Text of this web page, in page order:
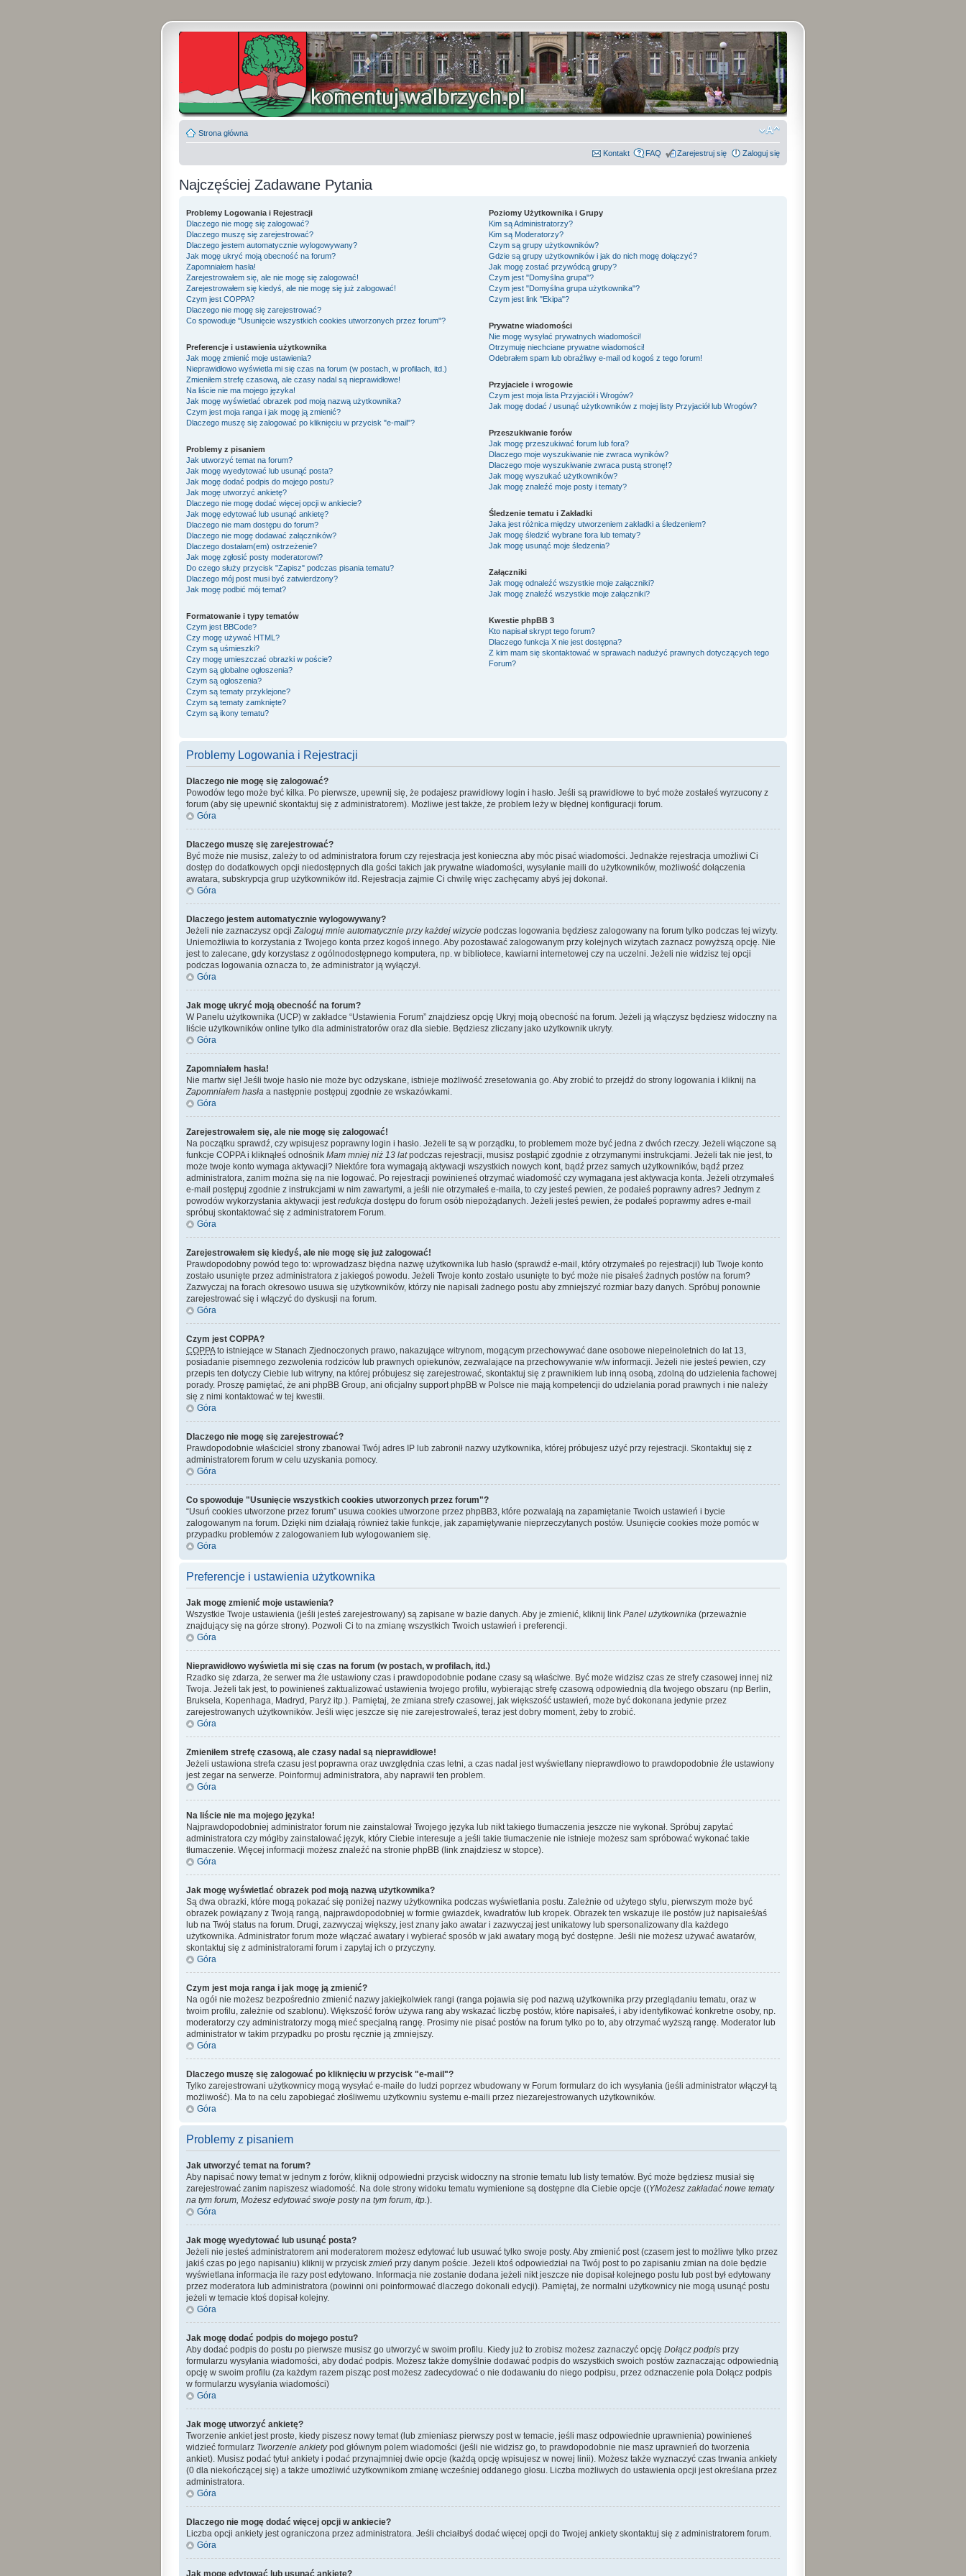
Strona główna
Kontakt FAQ Zarejestruj się Zaloguj się
Najczęściej Zadawane Pytania
Problemy Logowania i Rejestracji
Dlaczego nie mogę się zalogować?
Dlaczego muszę się zarejestrować?
Dlaczego jestem automatycznie wylogowywany?
Jak mogę ukryć moją obecność na forum?
Zapomniałem hasła!
Zarejestrowałem się, ale nie mogę się zalogować!
Zarejestrowałem się kiedyś, ale nie mogę się już zalogować!
Czym jest COPPA?
Dlaczego nie mogę się zarejestrować?
Co spowoduje "Usunięcie wszystkich cookies utworzonych przez forum"?
Preferencje i ustawienia użytkownika
Jak mogę zmienić moje ustawienia?
Nieprawidłowo wyświetla mi się czas na forum (w postach, w profilach, itd.)
Zmieniłem strefę czasową, ale czasy nadal są nieprawidłowe!
Na liście nie ma mojego języka!
Jak mogę wyświetlać obrazek pod moją nazwą użytkownika?
Czym jest moja ranga i jak mogę ją zmienić?
Dlaczego muszę się zalogować po kliknięciu w przycisk "e-mail"?
Problemy z pisaniem
Jak utworzyć temat na forum?
Jak mogę wyedytować lub usunąć posta?
Jak mogę dodać podpis do mojego postu?
Jak mogę utworzyć ankietę?
Dlaczego nie mogę dodać więcej opcji w ankiecie?
Jak mogę edytować lub usunąć ankietę?
Dlaczego nie mam dostępu do forum?
Dlaczego nie mogę dodawać załączników?
Dlaczego dostałam(em) ostrzeżenie?
Jak mogę zgłosić posty moderatorowi?
Do czego służy przycisk "Zapisz" podczas pisania tematu?
Dlaczego mój post musi być zatwierdzony?
Jak mogę podbić mój temat?
Formatowanie i typy tematów
Czym jest BBCode?
Czy mogę używać HTML?
Czym są uśmieszki?
Czy mogę umieszczać obrazki w poście?
Czym są globalne ogłoszenia?
Czym są ogłoszenia?
Czym są tematy przyklejone?
Czym są tematy zamknięte?
Czym są ikony tematu?
Poziomy Użytkownika i Grupy
Kim są Administratorzy?
Kim są Moderatorzy?
Czym są grupy użytkowników?
Gdzie są grupy użytkowników i jak do nich mogę dołączyć?
Jak mogę zostać przywódcą grupy?
Czym jest "Domyślna grupa"?
Czym jest "Domyślna grupa użytkownika"?
Czym jest link "Ekipa"?
Prywatne wiadomości
Nie mogę wysyłać prywatnych wiadomości!
Otrzymuję niechciane prywatne wiadomości!
Odebrałem spam lub obraźliwy e-mail od kogoś z tego forum!
Przyjaciele i wrogowie
Czym jest moja lista Przyjaciół i Wrogów?
Jak mogę dodać / usunąć użytkowników z mojej listy Przyjaciół lub Wrogów?
Przeszukiwanie forów
Jak mogę przeszukiwać forum lub fora?
Dlaczego moje wyszukiwanie nie zwraca wyników?
Dlaczego moje wyszukiwanie zwraca pustą stronę!?
Jak mogę wyszukać użytkowników?
Jak mogę znaleźć moje posty i tematy?
Śledzenie tematu i Zakładki
Jaka jest różnica między utworzeniem zakładki a śledzeniem?
Jak mogę śledzić wybrane fora lub tematy?
Jak mogę usunąć moje śledzenia?
Załączniki
Jak mogę odnaleźć wszystkie moje załączniki?
Jak mogę znaleźć wszystkie moje załączniki?
Kwestie phpBB 3
Kto napisał skrypt tego forum?
Dlaczego funkcja X nie jest dostępna?
Z kim mam się skontaktować w sprawach nadużyć prawnych dotyczących tego
Forum?
Problemy Logowania i Rejestracji
Dlaczego nie mogę się zalogować?
Powodów tego może być kilka. Po pierwsze, upewnij się, że podajesz prawidłowy login i hasło. Jeśli są prawidłowe to być może zostałeś wyrzucony z
forum (aby się upewnić skontaktuj się z administratorem). Możliwe jest także, że problem leży w błędnej konfiguracji forum.
Góra
Dlaczego muszę się zarejestrować?
Być może nie musisz, zależy to od administratora forum czy rejestracja jest konieczna aby móc pisać wiadomości. Jednakże rejestracja umożliwi Ci
dostęp do dodatkowych opcji niedostępnych dla gości takich jak prywatne wiadomości, wysyłanie maili do użytkowników, możliwość dołączenia
awatara, subskrypcja grup użytkowników itd. Rejestracja zajmie Ci chwilę więc zachęcamy abyś jej dokonał.
Góra
Dlaczego jestem automatycznie wylogowywany?
Jeżeli nie zaznaczysz opcjiZaloguj mnie automatycznie przy każdej wizycie podczas logowania będziesz zalogowany na forum tylko podczas tej wizyty.
Uniemożliwia to korzystania z Twojego konta przez kogoś innego. Aby pozostawać zalogowanym przy kolejnych wizytach zaznacz powyższą opcję. Nie
jest to zalecane, gdy korzystasz z ogólnodostępnego komputera, np. w bibliotece, kawiarni internetowej czy na uczelni. Jeżeli nie widzisz tej opcji
podczas logowania oznacza to, że administrator ją wyłączył.
Góra
Jak mogę ukryć moją obecność na forum?
W Panelu użytkownika (UCP) w zakładce “Ustawienia Forum” znajdziesz opcję Ukryj moją obecność na forum. Jeżeli ją włączysz będziesz widoczny na
liście użytkowników online tylko dla administratorów oraz dla siebie. Będziesz zliczany jako użytkownik ukryty.
Góra
Zapomniałem hasła!
Nie martw się! Jeśli twoje hasło nie może byc odzyskane, istnieje możliwość zresetowania go. Aby zrobić to przejdź do strony logowania i kliknij na
Zapomniałem hasła a następnie postępuj zgodnie ze wskazówkami.
Góra
Zarejestrowałem się, ale nie mogę się zalogować!
Na początku sprawdź, czy wpisujesz poprawny login i hasło. Jeżeli te są w porządku, to problemem może być jedna z dwóch rzeczy. Jeżeli włączone są
funkcje COPPA i kliknąłeś odnośnik Mam mniej niż 13 latpodczas rejestracji, musisz postąpić zgodnie z otrzymanymi instrukcjami. Jeżeli tak nie jest, to
może twoje konto wymaga aktywacji? Niektóre fora wymagają aktywacji wszystkich nowych kont, bądź przez samych użytkowników, bądź przez
administratora, zanim można się na nie logować. Po rejestracji powinieneś otrzymać wiadomość czy wymagana jest aktywacja konta. Jeżeli otrzymałeś
e-mail postępuj zgodnie z instrukcjami w nim zawartymi, a jeśli nie otrzymałeś e-maila, to czy jesteś pewien, że podałeś poprawny adres? Jednym z
powodów wykorzystania aktywacji jestredukcja dostępu do forum osób niepożądanych. Jeżeli jesteś pewien, że podałeś poprawmy adres e-mail
spróbuj skontaktować się z administratorem Forum.
Góra
Zarejestrowałem się kiedyś, ale nie mogę się już zalogować!
Prawdopodobny powód tego to: wprowadzasz błędna nazwę użytkownika lub hasło (sprawdź e-mail, który otrzymałeś po rejestracji) lub Twoje konto
zostało usunięte przez administratora z jakiegoś powodu. Jeżeli Twoje konto zostało usunięte to być może nie pisałeś żadnych postów na forum?
Zazwyczaj na forach okresowo usuwa się użytkowników, którzy nie napisali żadnego postu aby zmniejszyć rozmiar bazy danych. Spróbuj ponownie
zarejestrować się i włączyć do dyskusji na forum.
Góra
Czym jest COPPA?
COPPAto istniejące w Stanach Zjednoczonych prawo, nakazujące witrynom, mogącym przechowywać dane osobowe niepełnoletnich do lat 13,
posiadanie pisemnego zezwolenia rodziców lub prawnych opiekunów, zezwalające na przechowywanie w/w informacji. Jeżeli nie jesteś pewien, czy
przepis ten dotyczy Ciebie lub witryny, na której próbujesz się zarejestrować, skontaktuj się z prawnikiem lub inną osobą, zdolną do udzielenia fachowej
porady. Proszę pamiętać, że ani phpBB Group, ani oficjalny support phpBB w Polsce nie mają kompetencji do udzielania porad prawnych i nie należy
się z nimi kontaktować w tej kwestii.
Góra
Dlaczego nie mogę się zarejestrować?
Prawdopodobnie właściciel strony zbanował Twój adres IP lub zabronił nazwy użytkownika, której próbujesz użyć przy rejestracji. Skontaktuj się z
administratorem forum w celu uzyskania pomocy.
Góra
Co spowoduje "Usunięcie wszystkich cookies utworzonych przez forum"?
“Usuń cookies utworzone przez forum” usuwa cookies utworzone przez phpBB3, które pozwalają na zapamiętanie Twoich ustawień i bycie
zalogowanym na forum. Dzięki nim działają również takie funkcje, jak zapamiętywanie nieprzeczytanych postów. Usunięcie cookies może pomóc w
przypadku problemów z zalogowaniem lub wylogowaniem się.
Góra
Preferencje i ustawienia użytkownika
Jak mogę zmienić moje ustawienia?
Wszystkie Twoje ustawienia (jeśli jesteś zarejestrowany) są zapisane w bazie danych. Aby je zmienić, kliknij link Panel użytkownika (przeważnie
znajdujący się na górze strony). Pozwoli Ci to na zmianę wszystkich Twoich ustawień i preferencji.
Góra
Nieprawidłowo wyświetla mi się czas na forum (w postach, w profilach, itd.)
Rzadko się zdarza, że serwer ma źle ustawiony czas i prawdopodobnie podane czasy są właściwe. Być może widzisz czas ze strefy czasowej innej niż
Twoja. Jeżeli tak jest, to powinieneś zaktualizować ustawienia twojego profilu, wybierając strefę czasową odpowiednią dla twojego obszaru (np Berlin,
Bruksela, Kopenhaga, Madryd, Paryż itp.). Pamiętaj, że zmiana strefy czasowej, jak większość ustawień, może być dokonana jedynie przez
zarejestrowanych użytkowników. Jeśli więc jeszcze się nie zarejestrowałeś, teraz jest dobry moment, żeby to zrobić.
Góra
Zmieniłem strefę czasową, ale czasy nadal są nieprawidłowe!
Jeżeli ustawiona strefa czasu jest poprawna oraz uwzględnia czas letni, a czas nadal jest wyświetlany nieprawdłowo to prawdopodobnie źle ustawiony
jest zegar na serwerze. Poinformuj administratora, aby naprawił ten problem.
Góra
Na liście nie ma mojego języka!
Najprawdopodobniej administrator forum nie zainstalował Twojego języka lub nikt takiego tłumaczenia jeszcze nie wykonał. Spróbuj zapytać
administratora czy mógłby zainstalować język, który Ciebie interesuje a jeśli takie tłumaczenie nie istnieje możesz sam spróbować wykonać takie
tłumaczenie. Więcej informacji możesz znaleźć na stronie phpBB (link znajdziesz w stopce).
Góra
Jak mogę wyświetlać obrazek pod moją nazwą użytkownika?
Są dwa obrazki, które mogą pokazać się poniżej nazwy użytkownika podczas wyświetlania postu. Zależnie od użytego stylu, pierwszym może być
obrazek powiązany z Twoją rangą, najprawdopodobniej w formie gwiazdek, kwadratów lub kropek. Obrazek ten wskazuje ile postów już napisałeś/aś
lub na Twój status na forum. Drugi, zazwyczaj większy, jest znany jako awatar i zazwyczaj jest unikatowy lub spersonalizowany dla każdego
użytkownika. Administrator forum może włączać awatary i wybierać sposób w jaki awatary mogą być dostępne. Jeśli nie możesz używać awatarów,
skontaktuj się z administratorami forum i zapytaj ich o przyczyny.
Góra
Czym jest moja ranga i jak mogę ją zmienić?
Na ogół nie możesz bezpośrednio zmienić nazwy jakiejkolwiek rangi (ranga pojawia się pod nazwą użytkownika przy przeglądaniu tematu, oraz w
twoim profilu, zależnie od szablonu). Większość forów używa rang aby wskazać liczbę postów, które napisałeś, i aby identyfikować konkretne osoby, np.
moderatorzy czy administratorzy mogą mieć specjalną rangę. Prosimy nie pisać postów na forum tylko po to, aby otrzymać wyższą rangę. Moderator lub
administrator w takim przypadku po prostu ręcznie ją zmniejszy.
Góra
Dlaczego muszę się zalogować po kliknięciu w przycisk "e-mail"?
Tylko zarejestrowani użytkownicy mogą wysyłać e-maile do ludzi poprzez wbudowany w Forum formularz do ich wysyłania (jeśli administrator włączył tą
możliwość). Ma to na celu zapobiegać złośliwemu użytkowniu systemu e-maili przez niezarejestrowanych użytkowników.
Góra
Problemy z pisaniem
Jak utworzyć temat na forum?
Aby napisać nowy temat w jednym z forów, kliknij odpowiedni przycisk widoczny na stronie tematu lub listy tematów. Być może będziesz musiał się
zarejestrować zanim napiszesz wiadomość. Na dole strony widoku tematu wymienione są dostępne dla Ciebie opcje ((YMożesz zakładać nowe tematy
na tym forum, Możesz edytować swoje posty na tym forum, itp.).
Góra
Jak mogę wyedytować lub usunąć posta?
Jeżeli nie jesteś administratorem ani moderatorem możesz edytować lub usuwać tylko swoje posty. Aby zmienić post (czasem jest to możliwe tylko przez
jakiś czas po jego napisaniu) kliknij w przycisk zmień przy danym poście. Jeżeli ktoś odpowiedział na Twój post to po zapisaniu zmian na dole będzie
wyświetlana informacja ile razy post edytowano. Informacja nie zostanie dodana jeżeli nikt jeszcze nie dopisał kolejnego postu lub post był edytowany
przez moderatora lub administratora (powinni oni poinformować dlaczego dokonali edycji). Pamiętaj, że normalni użytkownicy nie mogą usunąć postu
jeżeli w temacie ktoś dopisał kolejny.
Góra
Jak mogę dodać podpis do mojego postu?
Aby dodać podpis do postu po pierwsze musisz go utworzyć w swoim profilu. Kiedy już to zrobisz możesz zaznaczyć opcję Dołącz podpis przy
formularzu wysyłania wiadomości, aby dodać podpis. Możesz także domyślnie dodawać podpis do wszystkich swoich postów zaznaczając odpowiednią
opcję w swoim profilu (za każdym razem pisząc post możesz zadecydować o nie dodawaniu do niego podpisu, przez odznaczenie pola Dołącz podpis
w formularzu wysyłania wiadomości)
Góra
Jak mogę utworzyć ankietę?
Tworzenie ankiet jest proste, kiedy piszesz nowy temat (lub zmieniasz pierwszy post w temacie, jeśli masz odpowiednie uprawnienia) powinieneś
widzieć formularz Tworzenie ankietypod głównym polem wiadomości (jeśli nie widzisz go, to prawdopodobnie nie masz uprawnień do tworzenia
ankiet). Musisz podać tytuł ankiety i podać przynajmniej dwie opcje (każdą opcję wpisujesz w nowej linii). Możesz także wyznaczyć czas trwania ankiety
(0 dla niekończącej się) a także umożliwić użytkownikom zmianę wcześniej oddanego głosu. Liczba możliwych do ustawienia opcji jest określana przez
administratora.
Góra
Dlaczego nie mogę dodać więcej opcji w ankiecie?
Liczba opcji ankiety jest ograniczona przez administratora. Jeśli chciałbyś dodać więcej opcji do Twojej ankiety skontaktuj się z administratorem forum.
Góra
Jak mogę edytować lub usunąć ankietę?